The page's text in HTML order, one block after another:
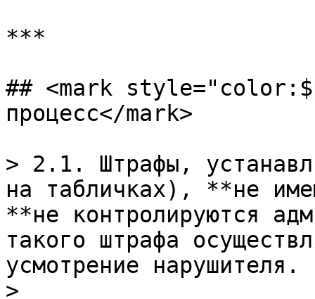
***
## <mark
процесс</mark>
> 2.1. Штрафы,
на табличках), **не
**не контролируются
такого штрафа
усмотрение нарушителя.
>